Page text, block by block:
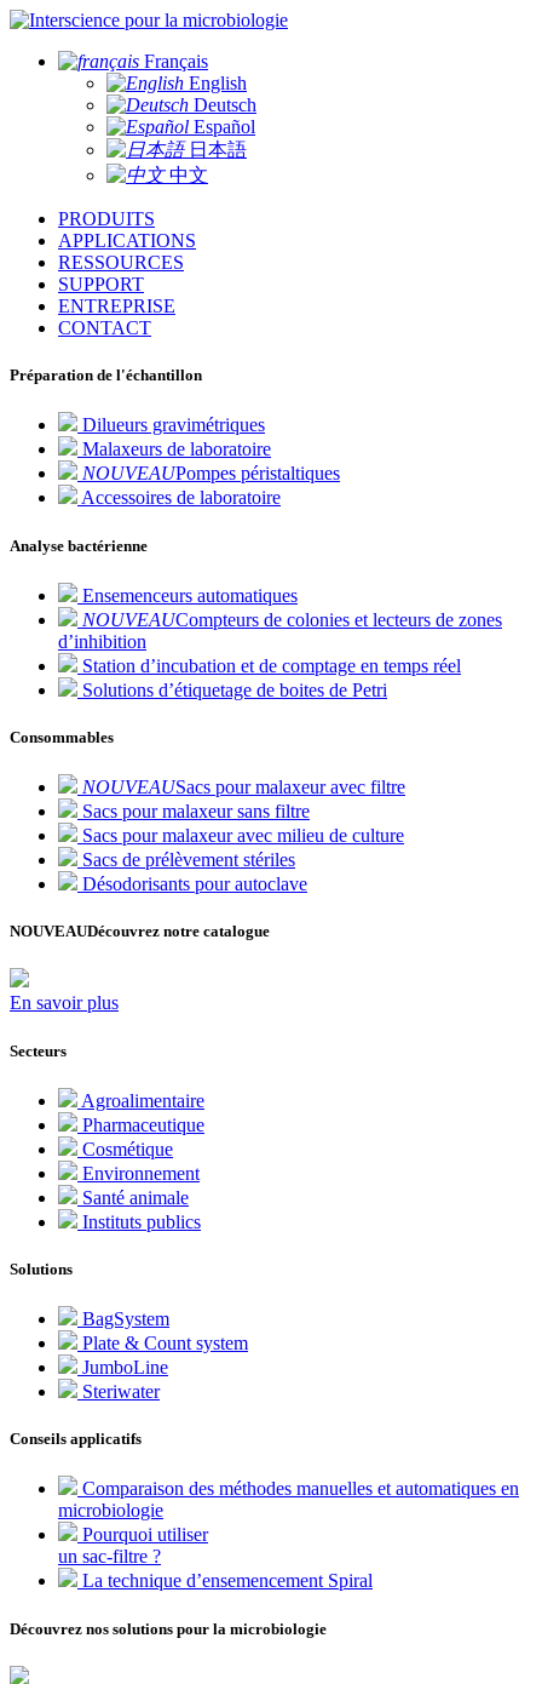
pour la microbiologie
Français
English
Deutsch
Español
日本語
中文
PRODUITS
APPLICATIONS
RESSOURCES
SUPPORT
ENTREPRISE
CONTACT
Préparation de l'échantillon
Dilueurs gravimétriques
Malaxeurs de laboratoire
NOUVEAUPompes péristaltiques
Accessoires de laboratoire
Analyse bactérienne
Ensemenceurs automatiques
NOUVEAUCompteurs de colonies et lecteurs de zones
d’inhibition
Station d’incubation et de comptage en temps réel
Solutions d’étiquetage de boites de Petri
Consommables
NOUVEAUSacs pour malaxeur avec filtre
Sacs pour malaxeur sans filtre
Sacs pour malaxeur avec milieu de culture
Sacs de prélèvement stériles
Désodorisants pour autoclave
NOUVEAUDécouvrez notre catalogue
En savoir plus
Secteurs
Agroalimentaire
Pharmaceutique
Cosmétique
Environnement
Santé animale
Instituts publics
Solutions
BagSystem
Plate & Count system
JumboLine
Steriwater
Conseils applicatifs
Comparaison des méthodes manuelles et automatiques en
microbiologie
Pourquoi utiliser
un sac-filtre ?
La technique d’ensemencement Spiral
Découvrez nos solutions pour la microbiologie